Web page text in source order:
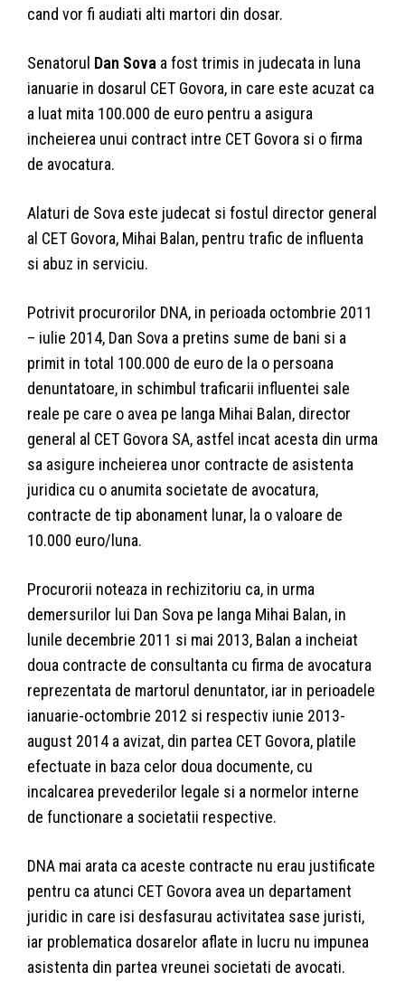
cand vor fi audiati alti martori din dosar.
Senatorul Dan Sova a fost trimis in judecata in luna
ianuarie in dosarul CET Govora, in care este acuzat ca
a luat mita 100.000 de euro pentru a asigura
incheierea unui contract intre CET Govora si o firma
de avocatura.
Alaturi de Sova este judecat si fostul director general
al CET Govora, Mihai Balan, pentru trafic de influenta
si abuz in serviciu.
Potrivit procurorilor DNA, in perioada octombrie 2011
– iulie 2014, Dan Sova a pretins sume de bani si a
primit in total 100.000 de euro de la o persoana
denuntatoare, in schimbul traficarii influentei sale
reale pe care o avea pe langa Mihai Balan, director
general al CET Govora SA, astfel incat acesta din urma
sa asigure incheierea unor contracte de asistenta
juridica cu o anumita societate de avocatura,
contracte de tip abonament lunar, la o valoare de
10.000 euro/luna.
Procurorii noteaza in rechizitoriu ca, in urma
demersurilor lui Dan Sova pe langa Mihai Balan, in
lunile decembrie 2011 si mai 2013, Balan a incheiat
doua contracte de consultanta cu firma de avocatura
reprezentata de martorul denuntator, iar in perioadele
ianuarie-octombrie 2012 si respectiv iunie 2013-
august 2014 a avizat, din partea CET Govora, platile
efectuate in baza celor doua documente, cu
incalcarea prevederilor legale si a normelor interne
de functionare a societatii respective.
DNA mai arata ca aceste contracte nu erau justificate
pentru ca atunci CET Govora avea un departament
juridic in care isi desfasurau activitatea sase juristi,
iar problematica dosarelor aflate in lucru nu impunea
asistenta din partea vreunei societati de avocati.